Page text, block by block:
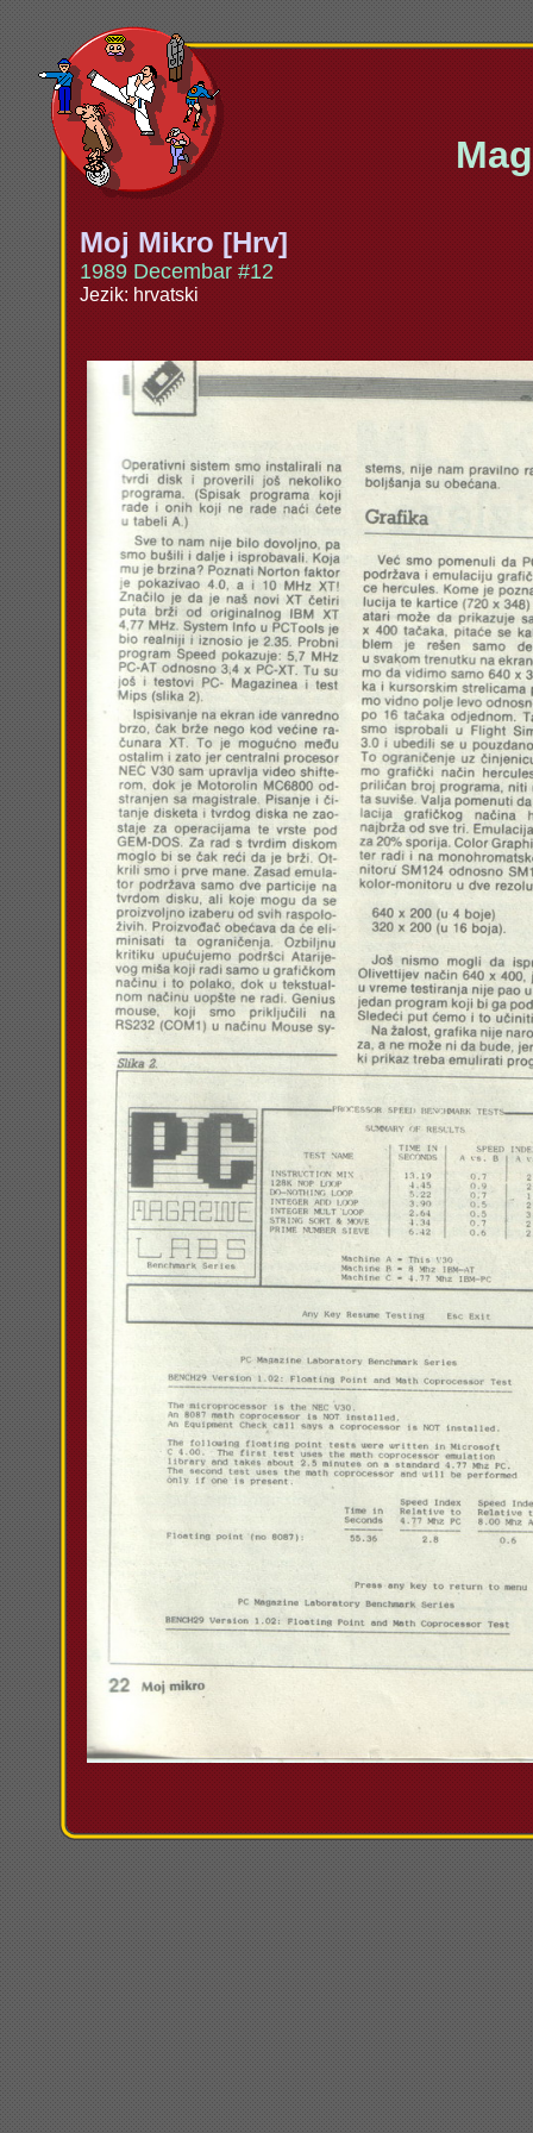
Moj Mikro [Hrv]
1989 Decembar #12
Jezik: hrvatski